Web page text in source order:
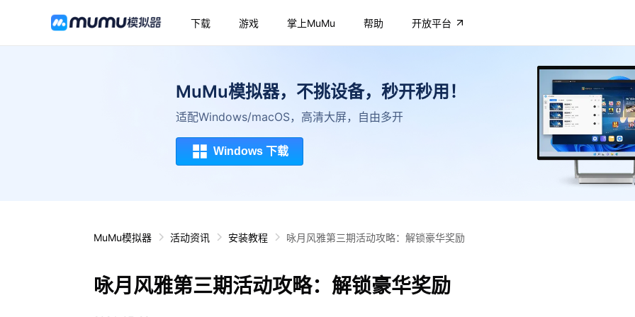
下载 游戏 掌上MuMu 帮助 开放平台
MuMu模拟器，不挑设备，秒开秒用！
适配Windows/macOS，高清大屏，自由多开
Windows 下载
MuMu模拟器 活动资讯 安装教程 咏月风雅第三期活动攻略：解锁豪华奖励
咏月风雅第三期活动攻略：解锁豪华奖励